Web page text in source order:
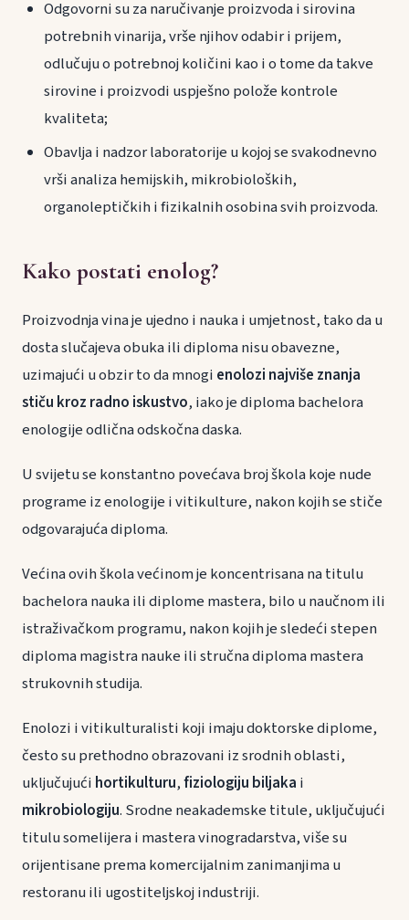
Odgovorni su za naručivanje proizvoda i sirovina
potrebnih vinarija, vrše njihov odabir i prijem,
odlučuju o potrebnoj količini kao i o tome da takve
sirovine i proizvodi uspješno polože kontrole
kvaliteta;
Obavlja i nadzor laboratorije u kojoj se svakodnevno
vrši analiza hemijskih, mikrobioloških,
organoleptičkih i fizikalnih osobina svih proizvoda.
Kako postati enolog?
Proizvodnja vina je ujedno i nauka i umjetnost, tako da u
dosta slučajeva obuka ili diploma nisu obavezne,
uzimajući u obzir to da mnogi enolozi najviše znanja
stiču kroz radno iskustvo, iako je diploma bachelora
enologije odlična odskočna daska.
U svijetu se konstantno povećava broj škola koje nude
programe iz enologije i vitikulture, nakon kojih se stiče
odgovarajuća diploma.
Većina ovih škola većinom je koncentrisana na titulu
bachelora nauka ili diplome mastera, bilo u naučnom ili
istraživačkom programu, nakon kojih je sledeći stepen
diploma magistra nauke ili stručna diploma mastera
strukovnih studija.
Enolozi i vitikulturalisti koji imaju doktorske diplome,
često su prethodno obrazovani iz srodnih oblasti,
uključujući hortikulturu,fiziologiju biljaka i
mikrobiologiju. Srodne neakademske titule, uključujući
titulu somelijera i mastera vinogradarstva, više su
orijentisane prema komercijalnim zanimanjima u
restoranu ili ugostiteljskoj industriji.